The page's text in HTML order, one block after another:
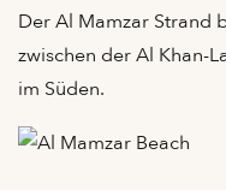
Der Al Mamzar Strand
zwischen der Al Khan-
im Süden.